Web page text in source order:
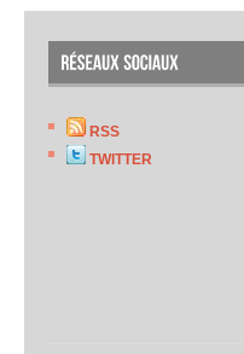
RSS
TWITTER